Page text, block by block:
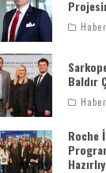
Baldır
Roche